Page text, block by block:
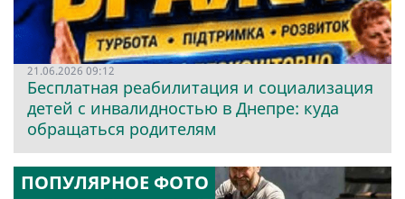
21.06.2026 09:12
Бесплатная реабилитация и социализация
детей с инвалидностью в Днепре: куда
обращаться родителям
ПОПУЛЯРНОЕ ФОТО